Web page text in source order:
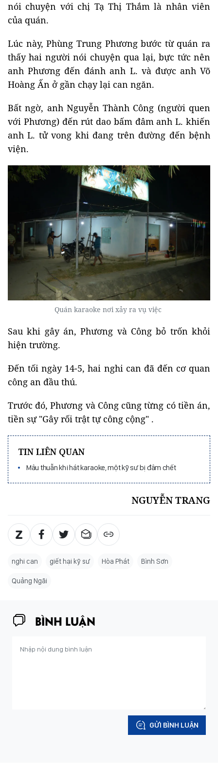
nói chuyện với chị Tạ Thị Thắm là nhân viên
của quán.
Lúc này, Phùng Trung Phương bước từ quán ra
thấy hai người nói chuyện qua lại, bực tức nên
anh Phương đến đánh anh L. và được anh Võ
Hoàng Ấn ở gần chạy lại can ngăn.
Bất ngờ, anh Nguyễn Thành Công (người quen
với Phương) đến rút dao bấm đâm anh L. khiến
anh L. tử vong khi đang trên đường đến bệnh
viện.
Quán karaoke nơi xảy ra vụ việc
Sau khi gây án, Phương và Công bỏ trốn khỏi
hiện trường.
Đến tối ngày 14-5, hai nghi can đã đến cơ quan
công an đầu thú.
Trước đó, Phương và Công cũng từng có tiền án,
tiền sự "Gây rối trật tự công cộng" .
TIN LIÊN QUAN
Mâu thuẫn khi hát karaoke, một kỹ sư bị đâm chết
NGUYỄN TRANG
nghi can giết hại kỹ sư Hòa Phát Bình Sơn
Quảng Ngãi
BÌNH LUẬN
GỬI BÌNH LUẬN